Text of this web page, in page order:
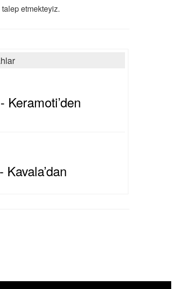
etmekteyiz.
Keramoti’den
Kavala’dan